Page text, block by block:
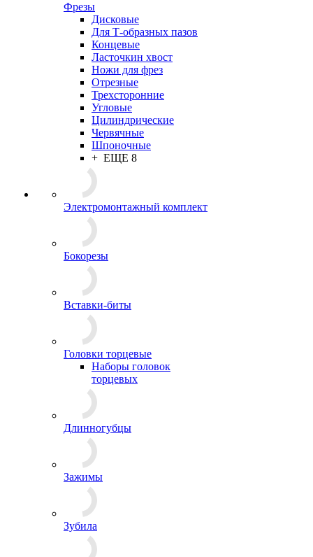
Фрезы
Дисковые
Для Т-образных пазов
Концевые
Ласточкин хвост
Ножи для фрез
Отрезные
Трехсторонние
Угловые
Цилиндрические
Червячные
Шпоночные
+ ЕЩЕ 8
Электромонтажный комплект
Бокорезы
Вставки-биты
Головки торцевые
Наборы головок
торцевых
Длинногубцы
Зажимы
Зубила